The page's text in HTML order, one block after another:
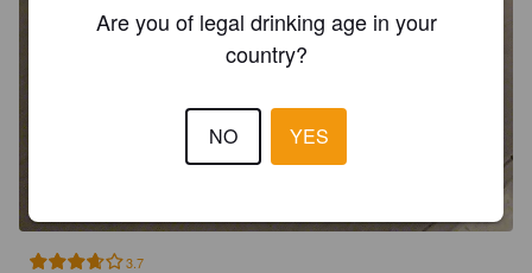
3.7
Are you of legal drinking age in your
country?
NO YES